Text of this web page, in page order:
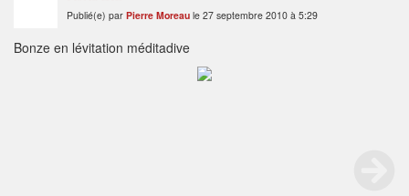
Publié(e) par Pierre Moreau le 27 septembre 2010 à 5:29
Bonze en lévitation méditadive